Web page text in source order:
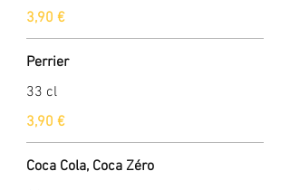
3,90 €
Perrier
33 cl
3,90 €
Coca Cola, Coca Zéro